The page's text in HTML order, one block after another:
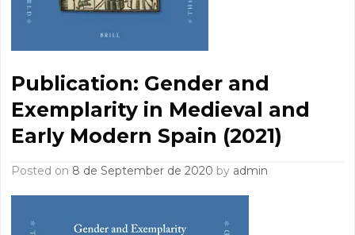
Publication: Gender and
Exemplarity in Medieval and
Early Modern Spain (2021)
Posted on 8 de September de 2020 by admin